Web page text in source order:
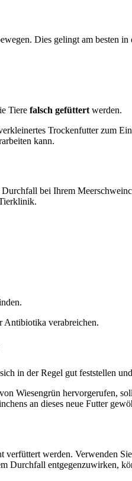
Dies gelingt am besten
Tiere falsch gefüttert werden.
Trockenfutter zum
kann.
bei Ihrem
Antibiotika verabreichen.
in der Regel gut feststellen
Wiesengrün hervorgerufen,
an dieses neue Futter
werden. Verwenden
Durchfall entgegenzuwirken,